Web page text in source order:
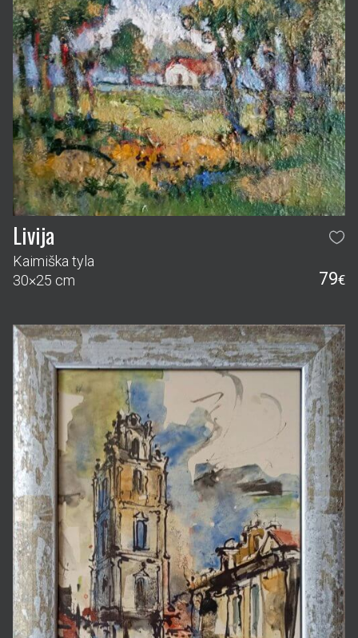
Livija
Kaimiška tyla
30×25 cm
79€